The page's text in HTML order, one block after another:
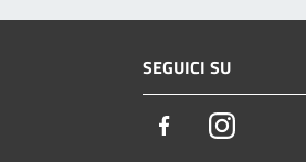
SEGUICI SU
FacebookInstagram